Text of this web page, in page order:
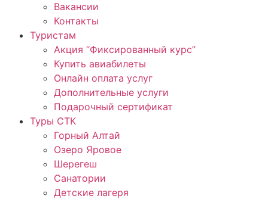
Вакансии
Контакты
Туристам
Акция “Фиксированный курс”
Купить авиабилеты
Онлайн оплата услуг
Дополнительные услуги
Подарочный сертификат
Туры СТК
Горный Алтай
Озеро Яровое
Шерегеш
Санатории
Детские лагеря